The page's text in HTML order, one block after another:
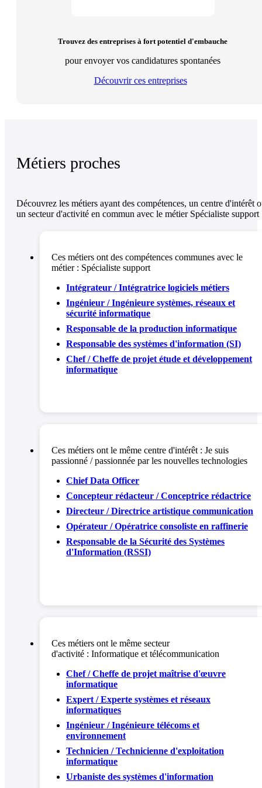
Trouvez des entreprises à fort potentiel d'embauche
pour envoyer vos candidatures spontanées
Découvrir ces entreprises
Métiers proches
Découvrez les métiers ayant des compétences, un centre d'intérêt
un secteur d'activité en commun avec le métier Spécialiste support
Ces métiers ont des compétences communes avec le
métier : Spécialiste support
Intégrateur / Intégratrice logiciels métiers
Ingénieur / Ingénieure systèmes, réseaux et
sécurité informatique
Responsable de la production informatique
Responsable des systèmes d'information (SI)
Chef / Cheffe de projet étude et développement
informatique
Ces métiers ont le même centre d'intérêt : Je suis
passionné / passionnée par les nouvelles technologies
Chief Data Officer
Concepteur rédacteur / Conceptrice rédactrice
Directeur / Directrice artistique communication
Opérateur / Opératrice consoliste en raffinerie
Responsable de la Sécurité des Systèmes
d'Information (RSSI)
Ces métiers ont le même secteur
d'activité : Informatique et télécommunication
Chef / Cheffe de projet maîtrise d'œuvre
informatique
Expert / Experte systèmes et réseaux
informatiques
Ingénieur / Ingénieure télécoms et
environnement
Technicien / Technicienne d'exploitation
informatique
Urbaniste des systèmes d'information